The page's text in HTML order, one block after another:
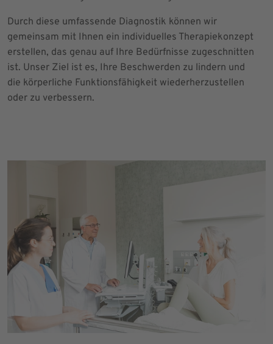
Durch diese umfassende Diagnostik können wir
gemeinsam mit Ihnen ein individuelles Therapiekonzept
erstellen, das genau auf Ihre Bedürfnisse zugeschnitten
ist. Unser Ziel ist es, Ihre Beschwerden zu lindern und
die körperliche Funktionsfähigkeit wiederherzustellen
oder zu verbessern.